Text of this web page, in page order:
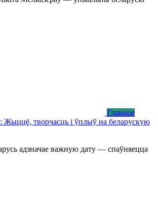
Главное
Жыццё, творчасць і ўплыў на беларускую
адзначае важную дату — спаўняецца